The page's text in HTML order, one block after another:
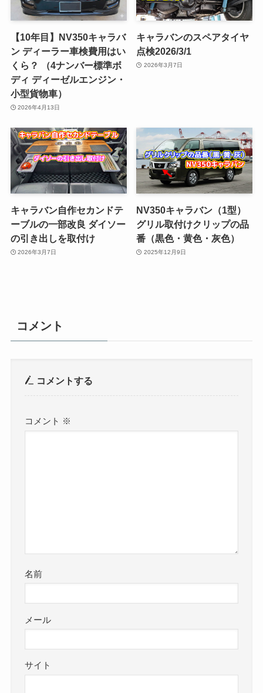
【10年目】NV350キャラバ
ン ディーラー車検費用はい
くら？ （4ナンバー標準ボ
ディ ディーゼルエンジン・
小型貨物車）
2026年4月13日
キャラバンのスペアタイヤ
点検2026/3/1
2026年3月7日
キャラバン自作セカンドテ
ーブルの一部改良 ダイソー
の引き出しを取付け
2026年3月7日
NV350キャラバン（1型）
グリル取付けクリップの品
番（黒色・黄色・灰色）
2025年12月9日
コメント
コメントする
コメント ※
名前
メール
サイト